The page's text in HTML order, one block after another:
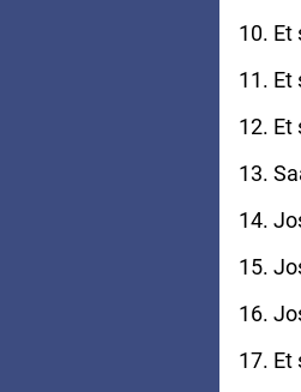
10. Et
11. Et
12. Et
13.
14.
15.
16.
17. Et